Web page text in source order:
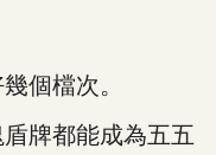
個檔次。
牌都能成為五五